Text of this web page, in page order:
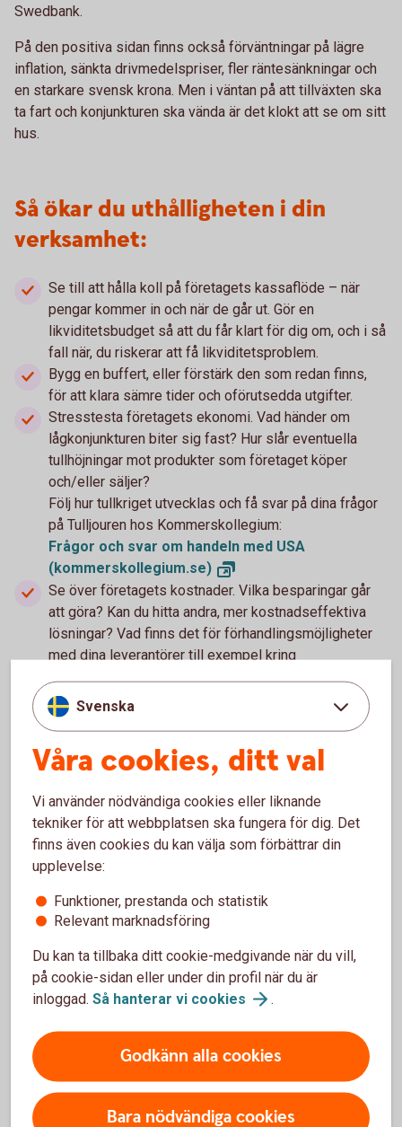
Swedbank.
På den positiva sidan finns också förväntningar på lägre
inflation, sänkta drivmedelspriser, fler räntesänkningar och
en starkare svensk krona. Men i väntan på att tillväxten ska
ta fart och konjunkturen ska vända är det klokt att se om sitt
hus.
Så ökar du uthålligheten i din
verksamhet:
Se till att hålla koll på företagets kassaflöde – när
pengar kommer in och när de går ut. Gör en
likviditetsbudget så att du får klart för dig om, och i så
fall när, du riskerar att få likviditetsproblem.
Bygg en buffert, eller förstärk den som redan finns,
för att klara sämre tider och oförutsedda utgifter.
Stresstesta företagets ekonomi. Vad händer om
lågkonjunkturen biter sig fast? Hur slår eventuella
tullhöjningar mot produkter som företaget köper
och/eller säljer?
Följ hur tullkriget utvecklas och få svar på dina frågor
på Tulljouren hos Kommerskollegium:
Frågor och svar om handeln med USA
(kommerskollegium.se)
Se över företagets kostnader. Vilka besparingar går
att göra? Kan du hitta andra, mer kostnadseffektiva
lösningar? Vad finns det för förhandlingsmöjligheter
med dina leverantörer till exempel kring
Håll koll på och för en nära dialog med dina kunder
och leverantörer. Hur påverkas de av eventuella tullar,
till att inte göra dig beroende av en enskild kund eller
Arbeta aktivt med företagets affärsutveckling och om
möjligt investera i ny teknik som kan stärka företagets
konkurrenskraft.
Var försiktig. Eftersom utvecklingen är oförutsägbar är
det bra att sänka riskerna i verksamheten. Se till att ha
planer för att hantera olika typer av risker som kan
Följ den politiska och ekonomiska utvecklingen noga
så att du kan agera på nya politiska beslut eller
förändringar i konjunkturen.
Svenska
Våra cookies, ditt val
Vi använder nödvändiga cookies eller liknande
tekniker för att webbplatsen ska fungera för dig. Det
finns även cookies du kan välja som förbättrar din
upplevelse:
Funktioner, prestanda och statistik
Relevant marknadsföring
Du kan ta tillbaka ditt cookie-medgivande när du vill,
på cookie-sidan eller under din profil när du är
inloggad. Så hanterar vi cookies .
Godkänn alla cookies
Bara nödvändiga cookies